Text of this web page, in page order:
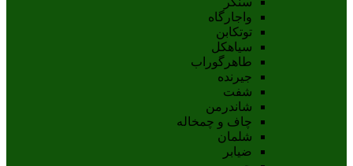
واجارگاه
توتکابن
سیاهکل
طاهرگوراب
جیرنده
شفت
شاندرمن
چاف و چمخاله
شلمان
ضیابر